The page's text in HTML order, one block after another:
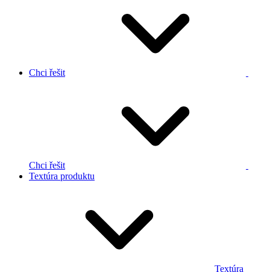
Chci řešit
Chci řešit
Textúra produktu
Textúra